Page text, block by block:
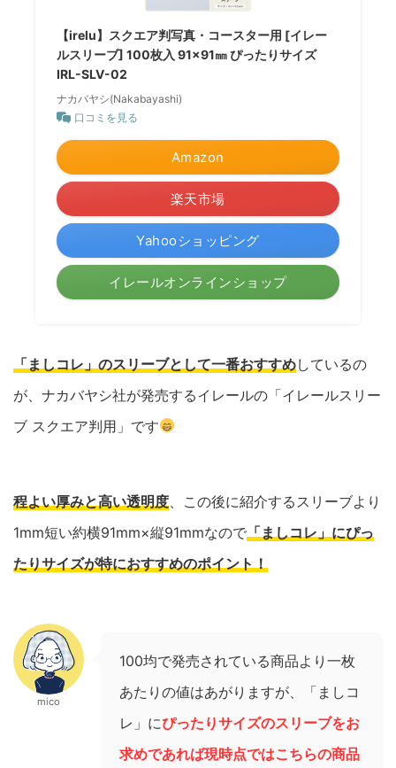
【irelu】スクエア判写真・コースター用 [イレー
ルスリーブ] 100枚入 91×91㎜ ぴったりサイズ
IRL-SLV-02
ナカバヤシ(Nakabayashi)
口コミを見る
Amazon
楽天市場
Yahooショッピング
イレールオンラインショップ
「ましコレ」のスリーブとして一番おすすめしているの
が、ナカバヤシ社が発売するイレールの「イレールスリー
ブ スクエア判用」です
程よい厚みと高い透明度 、この後に紹介するスリーブより
1mm短い約横91mm×縦91mmなので 「ましコレ」にぴっ
たりサイズが特におすすめのポイント！
mico
100均で発売されている商品より一枚
あたりの値はあがりますが、「ましコ
レ」にぴったりサイズのスリーブをお
求めであれば現時点ではこちらの商品